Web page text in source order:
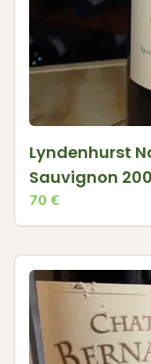
Lyndenhurst
Sauvignon
70 €